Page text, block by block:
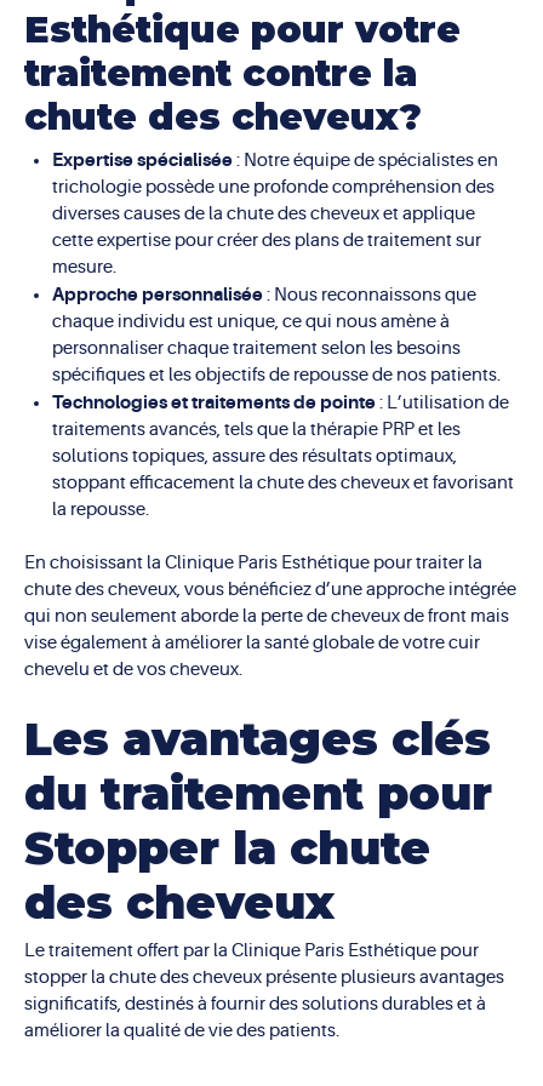
Esthétique pour votre
traitement contre la
chute des cheveux?
Expertise spécialisée: Notre équipe de spécialistes en
trichologie possède une profonde compréhension des
diverses causes de la chute des cheveux et applique
cette expertise pour créer des plans de traitement sur
mesure.
Approche personnalisée: Nous reconnaissons que
chaque individu est unique, ce qui nous amène à
personnaliser chaque traitement selon les besoins
spécifiques et les objectifs de repousse de nos patients.
Technologies et traitements de pointe: L’utilisation de
traitements avancés, tels que la thérapie PRP et les
solutions topiques, assure des résultats optimaux,
stoppant efficacement la chute des cheveux et favorisant
la repousse.
En choisissant la Clinique Paris Esthétique pour traiter la
chute des cheveux, vous bénéficiez d’une approche intégrée
qui non seulement aborde la perte de cheveux de front mais
vise également à améliorer la santé globale de votre cuir
chevelu et de vos cheveux.
Les avantages clés
du traitement pour
Stopper la chute
des cheveux
Le traitement offert par la Clinique Paris Esthétique pour
stopper la chute des cheveux présente plusieurs avantages
significatifs, destinés à fournir des solutions durables et à
améliorer la qualité de vie des patients.